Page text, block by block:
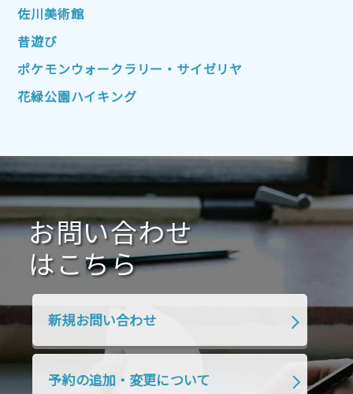
2022年7月
2022年4月
2022年1月 2021年12月 2021年11月
2021年10月 2021年9月
2021年1月 2020年12月 2020年11月
2020年10月 2020年9月 2020年8月
2020年7月 2020年6月 2020年5月
2020年4月 2020年3月 2020年2月
2019年10月 2019年9月
佐川美術館
昔遊び
ポケモンウォークラリー・サイゼリヤ
花緑公園ハイキング
お問い合わせ
はこちら
新規お問い合わせ
予約の追加・変更について